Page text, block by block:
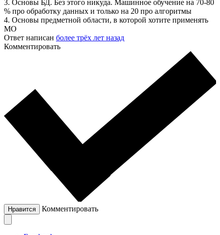
3. Основы БД. Без этого никуда. Машинное обучение на 70-80
% про обработку данных и только на 20 про алгоритмы
4. Основы предметной области, в которой хотите применять
МО
Ответ написан более трёх лет назад
Комментировать
Нравится Комментировать